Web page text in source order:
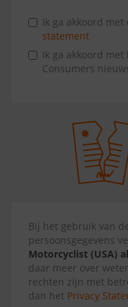
Ik ga akkoord met
statement
Ik ga akkoord
Consumers
Bij het gebruik van
persoonsgegevens
Motorcyclist (USA)
daar meer over
rechten zijn met
dan het Privacy